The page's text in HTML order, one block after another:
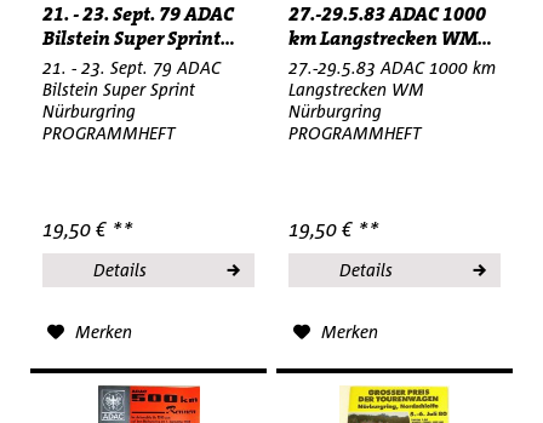
21. - 23. Sept. 79 ADAC
Bilstein Super Sprint...
21. - 23. Sept. 79 ADAC
Bilstein Super Sprint
Nürburgring
PROGRAMMHEFT
19,50 € **
Details
Merken
27.-29.5.83 ADAC 1000
km Langstrecken WM...
27.-29.5.83 ADAC 1000 km
Langstrecken WM
Nürburgring
PROGRAMMHEFT
19,50 € **
Details
Merken